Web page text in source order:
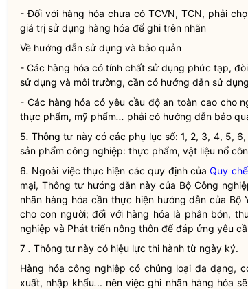
- Đối với hàng hóa chưa có TCVN, TCN, phải
giá trị sử dụng hàng hóa để ghi trên nhãn
Về hướng dẫn sử dụng và bảo quản
- Các hàng hóa có tính chất sử dụng phức tạp,
sử dụng và môi trường, cần có hướng dẫn sử
- Các hàng hóa có yêu cầu độ an toàn cao cho
thực phẩm, mỹ phẩm... phải có hướng dẫn bảo
5.Thông tư này có các phụ lục số: 1, 2, 3, 4, 5,
sản phẩm công nghiệp: thực phẩm, vật liệu nổ
6. Ngoài việc thực hiện các quy định củaQuy chế
mại, Thông tư hướng dẫn này của Bộ Công
nhãn hàng hóa cần thực hiện hướng dẫn của
cho con người; đối với hàng hóa là phân bón,
nghiệp và Phát triển nông thôn để đáp ứng yêu
7 . Thông tư này có hiệu lực thi hành từ ngày ký.
Hàng hóa công nghiệp có chủng loại đa dạng,
xuất, nhập khẩu... nên việc ghi nhãn hàng hóa